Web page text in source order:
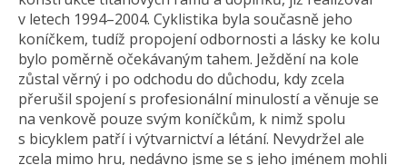
v letech 1994–2004. Cyklistika byla současně jeho
koníčkem, tudíž propojení odbornosti a lásky ke kolu
bylo poměrně očekávaným tahem. Ježdění na kole
zůstal věrný i po odchodu do důchodu, kdy zcela
přerušil spojení s profesionální minulostí a věnuje se
na venkově pouze svým koníčkům, k nimž spolu
s bicyklem patří i výtvarnictví a létání. Nevydržel ale
zcela mimo hru, nedávno jsme se s jeho jménem mohli